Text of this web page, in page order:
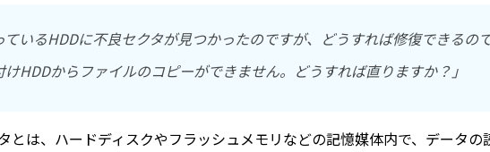
ているHDDに不良セクタが見つかったのですが、どうすれば修復できるの
けHDDからファイルのコピーができません。どうすれば直りますか？」
とは、ハードディスクやフラッシュメモリなどの記憶媒体内で、データ